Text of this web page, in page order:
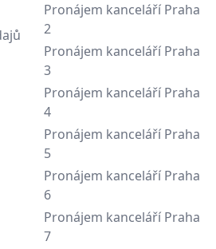
Pronájem kanceláří Praha
2
Pronájem kanceláří Praha
3
Pronájem kanceláří Praha
4
Pronájem kanceláří Praha
5
Pronájem kanceláří Praha
6
Pronájem kanceláří Praha
7